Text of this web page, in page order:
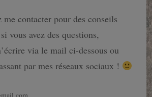
me contacter pour des conseils
vous avez des questions,
via le mail ci-dessous ou
par mes réseaux sociaux !